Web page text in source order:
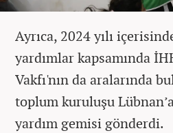
Ayrıca, 2024 yılı
yardımlar kapsamında
Vakfı'nın da aralarında
toplum kuruluşu
yardım gemisi gönderdi.